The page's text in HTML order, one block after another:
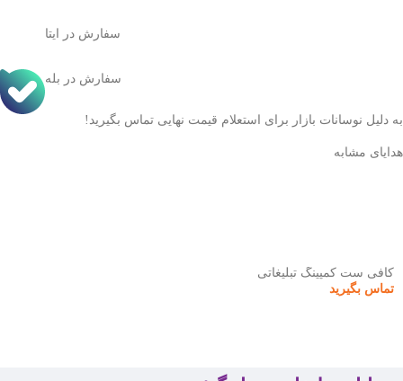
سفارش در ایتا
سفارش در بله
به دلیل نوسانات بازار برای استعلام قیمت نهایی تماس بگیرید!
هدایای مشابه
کافی ست کمپینگ تبلیغاتی
تماس بگیرید